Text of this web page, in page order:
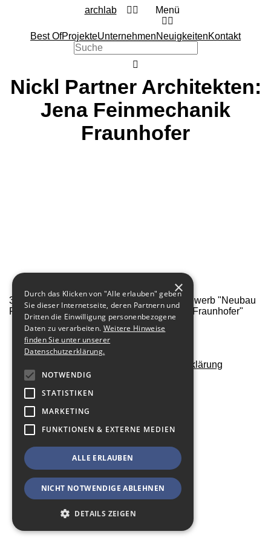
archlab Menü
Best OfProjekteUnternehmenNeuigkeitenKontakt
Nickl Partner Architekten:
Jena Feinmechanik
Fraunhofer
3D Architekturvisualisierung für den Wettbewerb "Neubau
Forschungsgebäude Jena Feinmechanik / Fraunhofer"
zurück zur Übersicht
Datenschutzerklärung
×
Durch das Klicken von "Alle erlauben" geben
Sie dieser Internetseite, deren Partnern und
Dritten die Einwilligung personenbezogene
Daten zu verarbeiten. Weitere Hinweise
finden Sie unter unserer
Datenschutzerklärung.
NOTWENDIG
STATISTIKEN
MARKETING
FUNKTIONEN & EXTERNE MEDIEN
ALLE ERLAUBEN
NICHT NOTWENDIGE ABLEHNEN
DETAILS ZEIGEN